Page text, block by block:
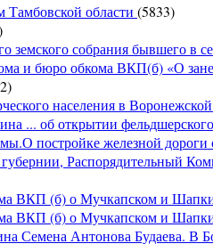
Тамбовской области (5833)
земского собрания бывшего в
и бюро обкома ВКП(б) «О
населения в
... об открытии
постройке железной
Распорядительный
ВКП (б) о Мучкапском и
ВКП (б) о Мучкапском и
Семена Антонова Будаева. В